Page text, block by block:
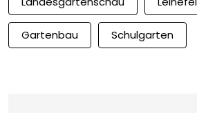
Gartenbau Schulgarten